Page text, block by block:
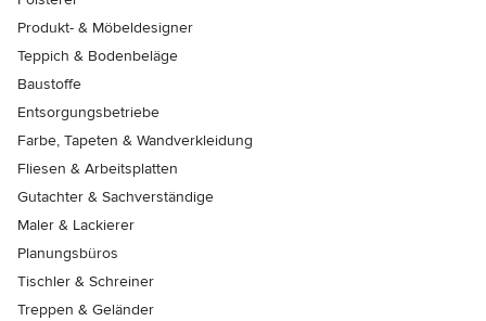
Produkt- & Möbeldesigner
Teppich & Bodenbeläge
Baustoffe
Entsorgungsbetriebe
Farbe, Tapeten & Wandverkleidung
Fliesen & Arbeitsplatten
Gutachter & Sachverständige
Maler & Lackierer
Planungsbüros
Tischler & Schreiner
Treppen & Geländer